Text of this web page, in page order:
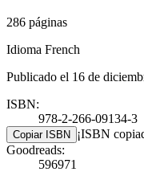
286 páginas
Idioma French
Publicado el 16 de
ISBN:
978-2-266-09134-3
Copiar ISBN
¡ISBN
Goodreads:
596971